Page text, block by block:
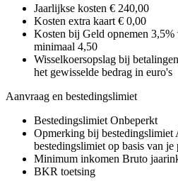
Jaarlijkse kosten € 240,00
Kosten extra kaart € 0,00
Kosten bij Geld opnemen 3,5%
minimaal 4,50
Wisselkoersopslag bij
het gewisselde bedrag in euro's
Aanvraag en bestedingslimiet
Bestedingslimiet Onbeperkt
Opmerking bij bestedingslimiet
bestedingslimiet op basis van
Minimum inkomen Bruto
BKR toetsing